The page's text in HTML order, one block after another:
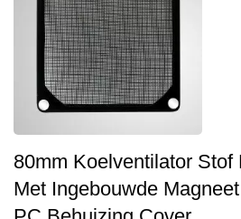
80mm Koelventilator Stof
Met Ingebouwde